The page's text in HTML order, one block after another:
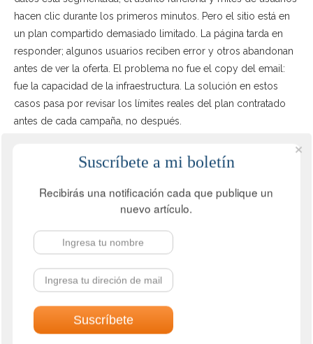
hacen clic durante los primeros minutos. Pero el sitio está en
un plan compartido demasiado limitado. La página tarda en
responder; algunos usuarios reciben error y otros abandonan
antes de ver la oferta. El problema no fue el copy del email:
fue la capacidad de la infraestructura. La solución en estos
casos pasa por revisar los límites reales del plan contratado
antes de cada campaña, no después.
empresa orientada al mercado español aloja su sitio en un
servidor lejano, sin CDN y con tiempos de respuesta
irregulares. Mientras tanto, un competidor con una web más
contenido y autoridad, la diferencia técnica puede inclinar la
balanza. El aprendizaje es claro: si el negocio depende de un
mercado concreto, el rendimiento debe comprobarse desde
ese mercado, no solo desde una herramienta genérica.
También ocurre en ecommerce. Una tienda prepara una
campaña fuerte para una fecha de alta demanda, pero su
Suscríbete a mi boletín
Recibirás una notificación cada que publique un
nuevo artículo.